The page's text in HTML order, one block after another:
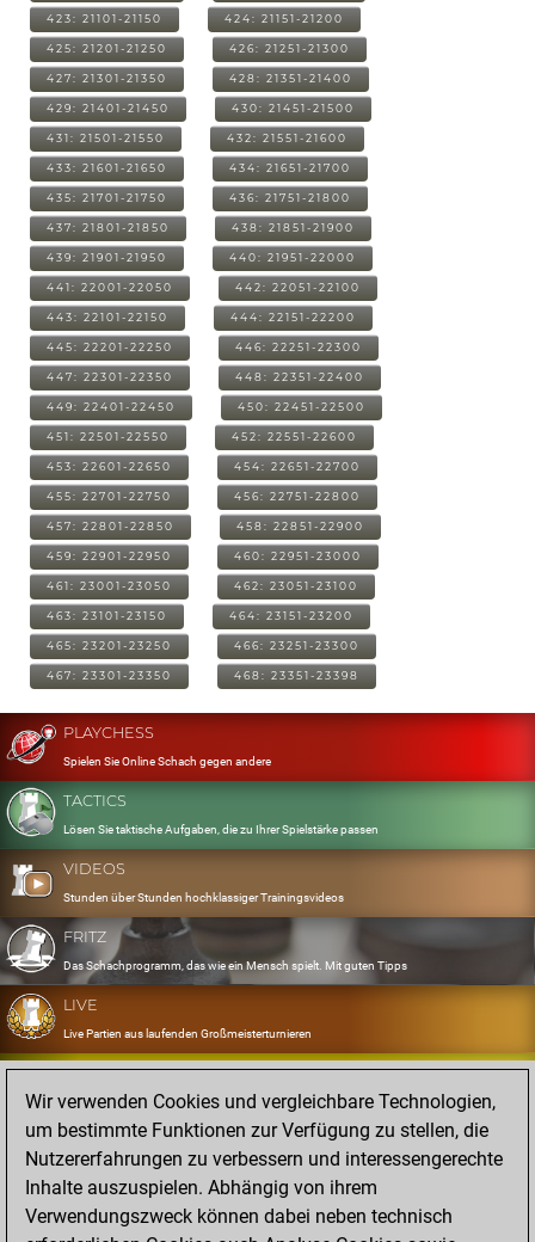
423: 21101-21150 424: 21151-21200
425: 21201-21250 426: 21251-21300
427: 21301-21350 428: 21351-21400
429: 21401-21450 430: 21451-21500
431: 21501-21550 432: 21551-21600
433: 21601-21650 434: 21651-21700
435: 21701-21750 436: 21751-21800
437: 21801-21850 438: 21851-21900
439: 21901-21950 440: 21951-22000
441: 22001-22050 442: 22051-22100
443: 22101-22150 444: 22151-22200
445: 22201-22250 446: 22251-22300
447: 22301-22350 448: 22351-22400
449: 22401-22450 450: 22451-22500
451: 22501-22550 452: 22551-22600
453: 22601-22650 454: 22651-22700
455: 22701-22750 456: 22751-22800
457: 22801-22850 458: 22851-22900
459: 22901-22950 460: 22951-23000
461: 23001-23050 462: 23051-23100
463: 23101-23150 464: 23151-23200
465: 23201-23250 466: 23251-23300
467: 23301-23350 468: 23351-23398
PLAYCHESS
Spielen Sie Online Schach gegen andere
TACTICS
Lösen Sie taktische Aufgaben, die zu Ihrer Spielstärke passen
VIDEOS
Stunden über Stunden hochklassiger Trainingsvideos
FRITZ
Das Schachprogramm, das wie ein Mensch spielt. Mit guten Tipps
LIVE
Live Partien aus laufenden Großmeisterturnieren
OPENINGS
Erfassen und Üben Sie Ihr Eröffnungsrepertoire
DATABASE
Acht Millionen starke Partien
MYGAMES
Speichern und analysieren Sie eigene Partien in der Cloud
Wir verwenden Cookies und vergleichbare Technologien,
um bestimmte Funktionen zur Verfügung zu stellen, die
Nutzererfahrungen zu verbessern und interessengerechte
Inhalte auszuspielen. Abhängig von ihrem
Verwendungszweck können dabei neben technisch